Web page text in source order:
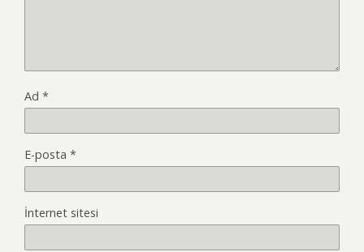
Ad *
E-posta *
İnternet sitesi